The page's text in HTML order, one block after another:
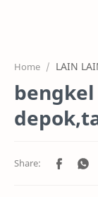
Home LAIN